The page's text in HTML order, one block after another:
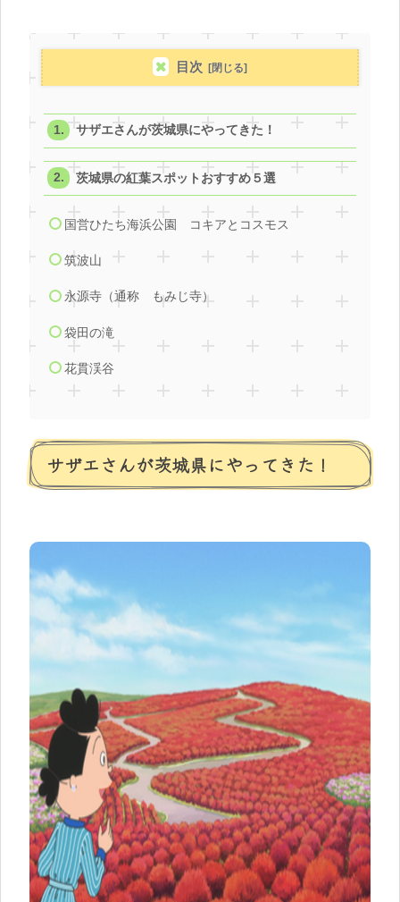
目次
サザエさんが茨城県にやってきた！
茨城県の紅葉スポットおすすめ５選
国営ひたち海浜公園 コキアとコスモス
筑波山
永源寺（通称 もみじ寺）
袋田の滝
花貫渓谷
サザエさんが茨城県にやってきた！